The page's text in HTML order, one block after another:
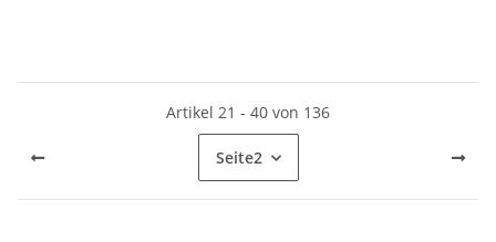
Artikel 21 - 40 von 136
Seite2